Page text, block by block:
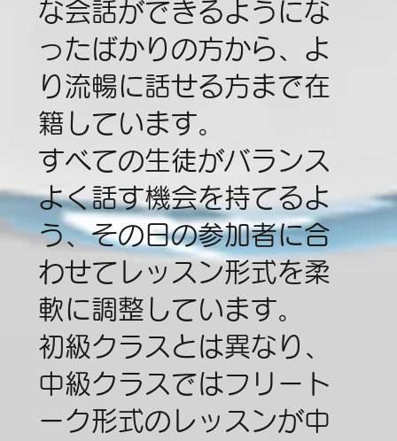
な会話ができるようにな
ったばかりの方から、よ
り流暢に話せる方まで在
籍しています。
すべての生徒がバランス
よく話す機会を持てるよ
う、その日の参加者に合
わせてレッスン形式を柔
軟に調整しています。
初級クラスとは異なり、
中級クラスではフリート
ーク形式のレッスンが中